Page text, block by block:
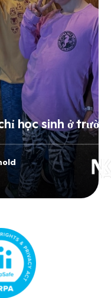
học sinh ở